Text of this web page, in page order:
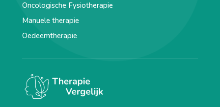
Oncologische Fysiotherapie
Manuele therapie
Oedeemtherapie